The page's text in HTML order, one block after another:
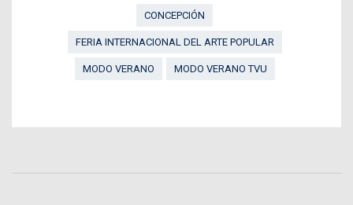
CONCEPCIÓN
FERIA INTERNACIONAL DEL ARTE POPULAR
MODO VERANO MODO VERANO TVU